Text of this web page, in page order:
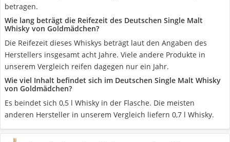
betragen.
Wie lang beträgt die Reifezeit des Deutschen Single Malt
Whisky von Goldmädchen?
Die Reifezeit dieses Whiskys beträgt laut den Angaben des
Herstellers insgesamt acht Jahre. Viele andere Produkte in
unserem Vergleich reifen dagegen nur ein Jahr.
Wie viel Inhalt befindet sich im Deutschen Single Malt Whisky
von Goldmädchen?
Es beindet sich 0,5 l Whisky in der Flasche. Die meisten
anderen Hersteller in unserem Vergleich liefern 0,7 l Whisky.